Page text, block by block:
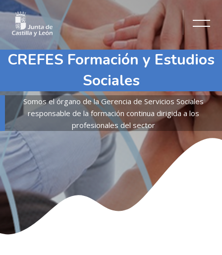
CREFES Formación y Estudios
Sociales
Somos el órgano de la Gerencia de Servicios Sociales
responsable de la formación continua dirigida a los
profesionales del sector